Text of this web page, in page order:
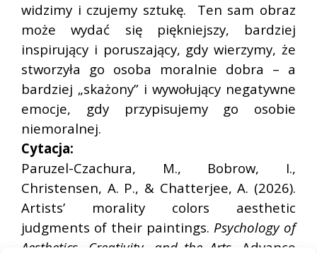
widzimy i czujemy sztukę. Ten sam obraz
może wydać się piękniejszy, bardziej
inspirujący i poruszający, gdy wierzymy, że
stworzyła go osoba moralnie dobra – a
bardziej „skażony” i wywołujący negatywne
emocje, gdy przypisujemy go osobie
niemoralnej.
Cytacja:
Paruzel-Czachura, M., Bobrow, I.,
Christensen, A. P., & Chatterjee, A. (2026).
Artists’ morality colors aesthetic
judgments of their paintings. Psychology of
Aesthetics, Creativity, and the Arts.
Advance